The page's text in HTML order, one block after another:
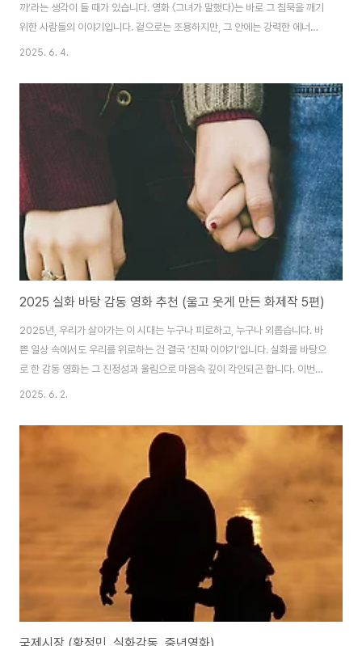
까’라는 생각이 들 때가 있습니다. 영화 〈그녀가 말했다〉는 바로 그 침묵을 깨기
위한 사람들의 이야기입니다. 겉으로는 조용하지만, 그 안에는 강력한 에너지
가 흐릅니다. 기자와 피해자, 여성과 권력, 그리고 진실과 침묵 사이에서 벌어지
과 마주하게 만듭니다.침묵이라는 문제 – 누가 말하지 못하게 만들었는가?영화
의 시작은 차분합니다. 할리우드에서 성공한 여성 배우들이 하나둘씩 업계에서
사라지고, 누군가는 울고 있으며, 누군가는 그저 “말할 수 없다”라고 반복합니
다. 왜냐고요? 말하면 경력이 끝나고, 계약이 사라지고, 법정 싸움에 휘말리기
때문입니다. 이..
2025. 6. 4.
2025 실화 바탕 감동 영화 추천 (울고 웃게 만든 화제작 5편)
2025년, 우리가 살아가는 이 시대는 누구나 피로하고, 누구나 외롭습니다. 바
쁜 일상 속에서도 우리를 위로하는 건 결국 ‘진짜 이야기’입니다. 실화를 바탕으
로 한 감동 영화는 그 진정성과 울림으로 마음속 깊이 각인되곤 합니다. 이번에
소개할 다섯 편의 영화는 실제 인물과 사건에서 비롯된 이야기로, 단순한 감동
말하고, 어떤 영화는 기억의 소중함을, 또 어떤 영화는 평범한 사람들의 용기와
선택을 보여줍니다. 특히 중년의 시기에는 자극보다 공감, 화려한 시각효과보
다 마음을 움직이는 이야기한 줄이 더 오래 남습니다. 이 글에서는 그런 감정을
자극하는 실화 바탕 감동 영화 다섯 편을 소개합니다. 줄거리 요약은 물론, 실제
2025. 6. 2.